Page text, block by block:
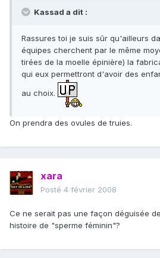
Kassad a dit :
Rassures toi je suis sûr qu'ailleurs
équipes cherchent par le même
tirées de la moelle épinière) la
qui eux permettront d'avoir des
au choix.
On prendra des ovules de truies.
xara
Posté 4 février 2008
Ce ne serait pas une façon déguisée
histoire de "sperme féminin"?